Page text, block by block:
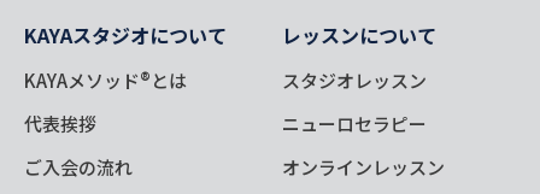
KAYAスタジオについて
KAYAメソッド®とは
代表挨拶
ご入会の流れ
レッスンについて
スタジオレッスン
ニューロセラピー
オンラインレッスン